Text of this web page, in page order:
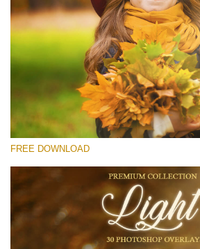
Por favor selecione
Free Light Overlay #26
Small 800*533px
Light Overlays
(30 Overlays)
Fairy Tale (344 Overlays)
Large 6000*4000px
Entire Collection
FREE DOWNLOAD